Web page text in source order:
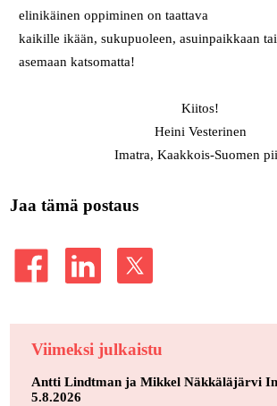
elinikäinen oppiminen on taattava
kaikille ikään, sukupuoleen, asuinpaikkaan
asemaan katsomatta!
Kiitos!
Heini Vesterinen
Imatra, Kaakkois-Suomen
Jaa tämä postaus
Viimeksi julkaistu
Antti Lindtman ja Mikkel Näkkäläjärvi
5.8.2026